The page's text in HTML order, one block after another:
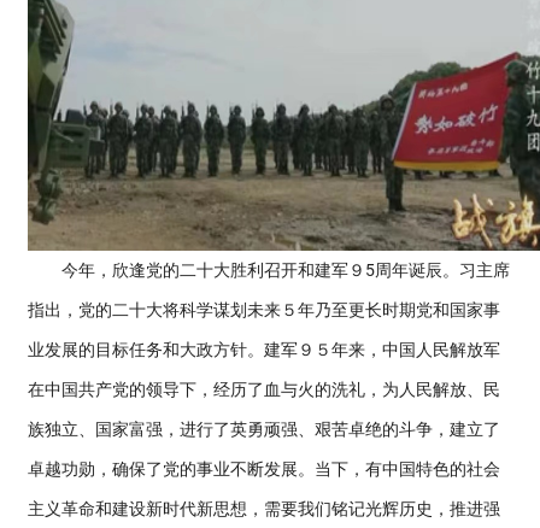
今年，欣逢党的二十大胜利召开和建军９5周年诞辰。习主席
指出，党的二十大将科学谋划未来５年乃至更长时期党和国家事
业发展的目标任务和大政方针。建军９５年来，中国人民解放军
在中国共产党的领导下，经历了血与火的洗礼，为人民解放、民
族独立、国家富强，进行了英勇顽强、艰苦卓绝的斗争，建立了
卓越功勋，确保了党的事业不断发展。当下，有中国特色的社会
主义革命和建设新时代新思想，需要我们铭记光辉历史，推进强